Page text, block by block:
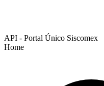
API - Portal Único Siscomex
Home